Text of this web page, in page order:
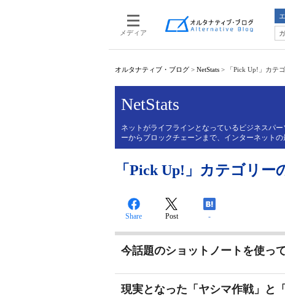
メディア
オルタナティブ・ブログ > NetStats > 「Pick Up!」カテ
NetStats
ネットがライフラインとなっているビジネスパ
ーからブロックチェーンまで、インターネット
「Pick Up!」カテゴリー
Share Post -
今話題のショットノートを使っ
現実となった「ヤシマ作戦」と